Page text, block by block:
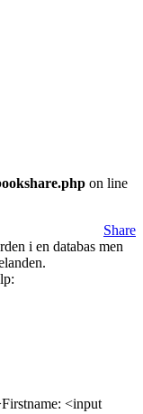
on line
Share
i en databas men
<input